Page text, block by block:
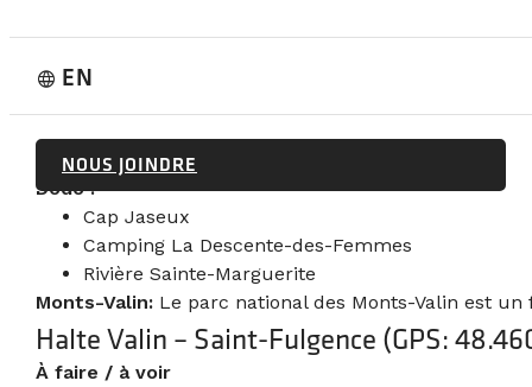
language EN
NOUS JOINDRE
Musée de la nature
La Vieille Ferme – bergerie et marché fermier
Parc aventures Cap Jaseux – kayak, via ferrata,
Dodo :
Cap Jaseux
Camping La Descente-des-Femmes
Rivière Sainte-Marguerite
Monts-Valin:Le parc national des Monts-Valin est un
Halte Valin – Saint-Fulgence (GPS:
À faire / à voir